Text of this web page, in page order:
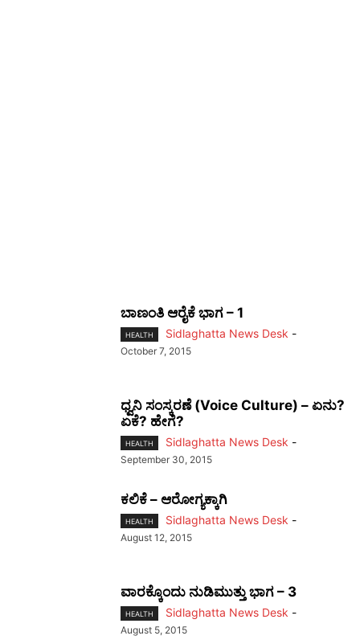
ಬಾಣಂತಿ ಆರೈಕೆ ಭಾಗ – 1
HEALTH Sidlaghatta News Desk -
October 7, 2015
ಧ್ವನಿ ಸಂಸ್ಕರಣೆ (Voice Culture) – ಏನು?
ಏಕೆ? ಹೇಗೆ?
HEALTH Sidlaghatta News Desk -
September 30, 2015
ಕಲಿಕೆ – ಆರೋಗ್ಯಕ್ಕಾಗಿ
HEALTH Sidlaghatta News Desk -
August 12, 2015
ವಾರಕ್ಕೊಂದು ನುಡಿಮುತ್ತು ಭಾಗ – 3
HEALTH Sidlaghatta News Desk -
August 5, 2015